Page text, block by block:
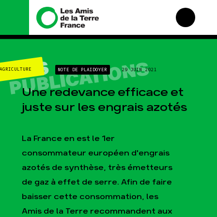
NOS
PUBLICATIONS
Nous connaître
Histoire
Manifeste
Valeurs
fonctionnement
la Terre
Nos campagnes
Total, rendez-vous au
tribunal
Gaz « naturel », le grand
Mode : une tendance
Nos autres campagnes
AGRICULTURE NOTE DE PLAIDOYER 29 JUIN 2021
Une redevance efficace et
juste sur les engrais azotés
La France en est le 1er
consommateur européen d'engrais
azotés de synthèse, très émetteurs
de gaz à effet de serre. Afin de faire
baisser cette consommation, les
Amis de la Terre recommandent aux